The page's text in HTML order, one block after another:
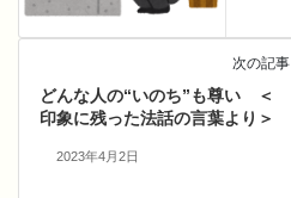
次の記事
どんな人の“いのち”も尊い ＜
印象に残った法話の言葉より＞
2023年4月2日